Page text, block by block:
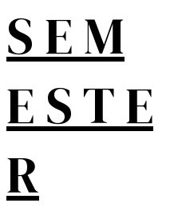
S E M
E S T E
R